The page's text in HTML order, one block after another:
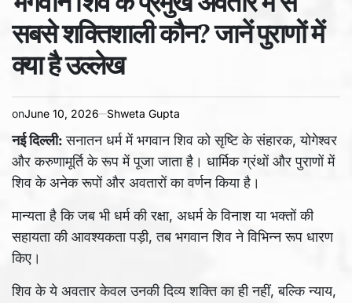
सबसे शक्तिशाली कौन? जानें पुराणों में
क्या है उल्लेख
onJune 10, 2026 Shweta Gupta
नई दिल्ली:सनातन धर्म में भगवान शिव को सृष्टि के संहारक, योगेश्वर
और करुणामूर्ति के रूप में पूजा जाता है। धार्मिक ग्रंथों और पुराणों में
शिव के अनेक रूपों और अवतारों का वर्णन किया है।
मान्यता है कि जब भी धर्म की रक्षा, अधर्म के विनाश या भक्तों की
सहायता की आवश्यकता पड़ी, तब भगवान शिव ने विभिन्न रूप धारण
किए।
शिव के ये अवतार केवल उनकी दिव्य शक्ति का ही नहीं, बल्कि न्याय,